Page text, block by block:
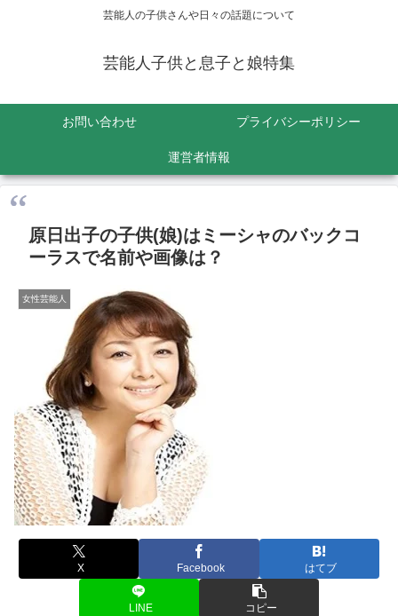
芸能人の子供さんや日々の話題について
芸能人子供と息子と娘特集
お問い合わせ プライバシーポリシー
運営者情報
原日出子の子供(娘)はミーシャのバックコ
ーラスで名前や画像は？
女性芸能人
X Facebook はてブ
LINE コピー